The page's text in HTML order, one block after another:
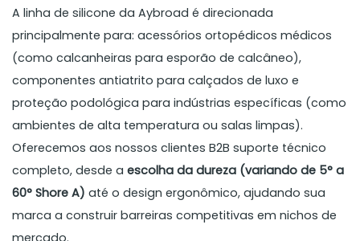
A linha de silicone da Aybroad é direcionada
principalmente para: acessórios ortopédicos médicos
(como calcanheiras para esporão de calcâneo),
componentes antiatrito para calçados de luxo e
proteção podológica para indústrias específicas (como
ambientes de alta temperatura ou salas limpas).
Oferecemos aos nossos clientes B2B suporte técnico
completo, desde aescolha da dureza (variando de 5° a
60° Shore A) até o design ergonômico, ajudando sua
marca a construir barreiras competitivas em nichos de